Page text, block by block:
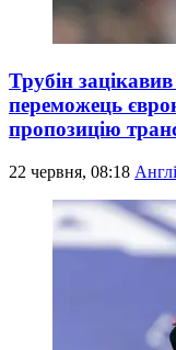
Трубін
переможець
пропозицію
22 червня, 08:18